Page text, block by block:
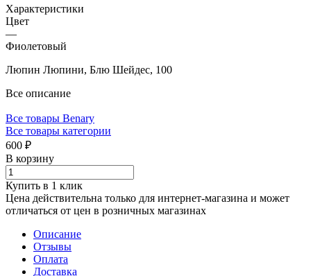
Характеристики
Цвет
—
Фиолетовый
Люпин Люпини, Блю Шейдес, 100
Все описание
Все товары Benary
Все товары категории
600 ₽
В корзину
Купить в 1 клик
Цена действительна только для интернет-магазина и может
отличаться от цен в розничных магазинах
Описание
Отзывы
Оплата
Доставка